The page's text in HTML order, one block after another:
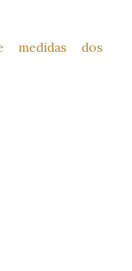
medidas dos